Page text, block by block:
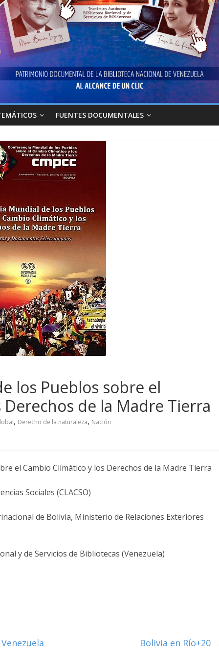
FUENTES DOCUMENTALES
los Pueblos sobre el
de la Madre Tierra
, Derecho de la naturaleza, Nación
el Cambio Climático y los Derechos de la Madre Tierra
Sociales (CLACSO)
de Bolivia, Ministerio de Relaciones Exteriores
y de Servicios de Bibliotecas (Venezuela)
Bolivia en Río+20